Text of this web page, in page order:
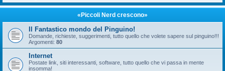
«Piccoli Nerd crescono»
Il Fantastico mondo del Pinguino!
Domande, richieste, suggerimenti, tutto quello che volete sapere sul pinguino!!!
Argomenti: 80
Internet
Postate link, siti interessanti, software, tutto quello che vi passa in mente
insomma!